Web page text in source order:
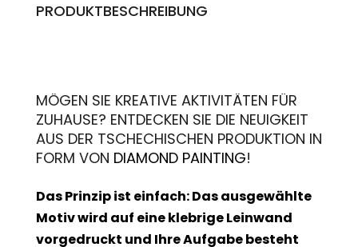
PRODUKTBESCHREIBUNG
MÖGEN SIE KREATIVE AKTIVITÄTEN FÜR
ZUHAUSE? ENTDECKEN SIE DIE NEUIGKEIT
AUS DER TSCHECHISCHEN PRODUKTION IN
FORM VON DIAMOND PAINTING!
Das Prinzip ist einfach: Das ausgewählte
Motiv wird auf eine klebrige Leinwand
vorgedruckt und Ihre Aufgabe besteht